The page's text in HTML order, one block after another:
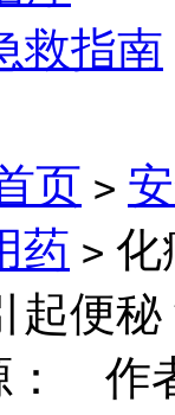
救指南
页 >
药 > 化
起便秘
： 作